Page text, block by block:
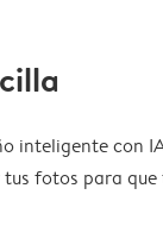
inteligente con
fotos para que